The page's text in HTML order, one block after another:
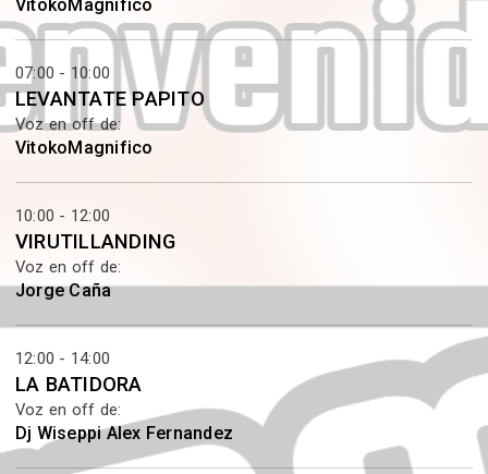
VitokoMagnifico
07:00 - 10:00
LEVANTATE PAPITO
Voz en off de:
VitokoMagnifico
10:00 - 12:00
VIRUTILLANDING
Voz en off de:
Jorge Caña
12:00 - 14:00
LA BATIDORA
Voz en off de:
Dj Wiseppi Alex Fernandez